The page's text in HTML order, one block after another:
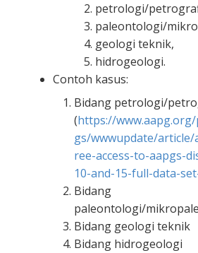
petrologi/
paleontologi/
geologi teknik,
hidrogeologi.
Contoh kasus:
Bidang petrologi/
(https://
gs/wwwupdate/
ree-access-to-aapgs-
10-and-15-full-data-
Bidang
paleontologi/
Bidang geologi teknik
Bidang hidrogeologi